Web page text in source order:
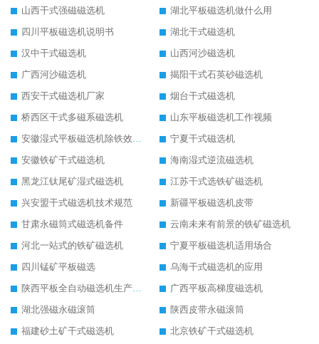
山西干式强磁磁选机
湖北平板磁选机做什么用
四川平板磁选机说明书
湖北干式磁选机
汉中干式磁选机
山西河沙磁选机
广西河沙磁选机
揭阳干式石英砂磁选机
西安干式磁选机厂家
烟台干式磁选机
桥西区干式多磁系磁选机
山东平板磁选机工作视频
安徽湿式平板磁选机除铁效果怎么样
宁夏干式磁选机
安徽铁矿干式磁选机
海南湿式逆流磁选机
黑龙江钛尾矿湿式磁选机
江苏干式选铁矿磁选机
兴安盟干式磁选机技术规范
新疆平板磁选机皮带
甘肃永磁筒式磁选机备件
云南未来有前景的铁矿磁选机
河北一站式的铁矿磁选机
宁夏平板磁选机适用场合
四川锰矿平板磁选
乌海干式磁选机的应用
陕西平板全自动磁选机生产厂家
广西平板高梯度磁选机
湖北强磁永磁滚筒
陕西皮带永磁滚筒
福建砂土矿干式磁选机
北京铁矿干式磁选机